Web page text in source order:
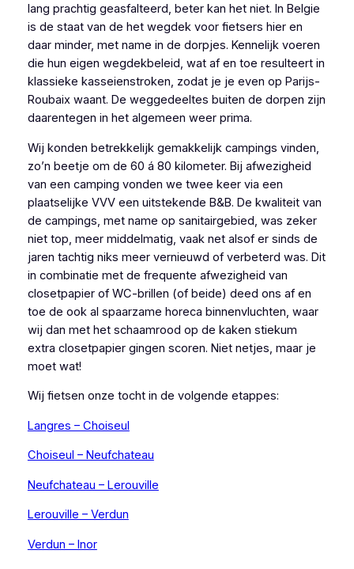
lang prachtig geasfalteerd, beter kan het niet. In Belgie
is de staat van de het wegdek voor fietsers hier en
daar minder, met name in de dorpjes. Kennelijk voeren
die hun eigen wegdekbeleid, wat af en toe resulteert in
klassieke kasseienstroken, zodat je je even op Parijs-
Roubaix waant. De weggedeeltes buiten de dorpen zijn
daarentegen in het algemeen weer prima.
Wij konden betrekkelijk gemakkelijk campings vinden,
zo’n beetje om de 60 á 80 kilometer. Bij afwezigheid
van een camping vonden we twee keer via een
plaatselijke VVV een uitstekende B&B. De kwaliteit van
de campings, met name op sanitairgebied, was zeker
niet top, meer middelmatig, vaak net alsof er sinds de
jaren tachtig niks meer vernieuwd of verbeterd was. Dit
in combinatie met de frequente afwezigheid van
closetpapier of WC-brillen (of beide) deed ons af en
toe de ook al spaarzame horeca binnenvluchten, waar
wij dan met het schaamrood op de kaken stiekum
extra closetpapier gingen scoren. Niet netjes, maar je
moet wat!
Wij fietsen onze tocht in de volgende etappes:
Langres – Choiseul
Choiseul – Neufchateau
Neufchateau – Lerouville
Lerouville – Verdun
Verdun – Inor